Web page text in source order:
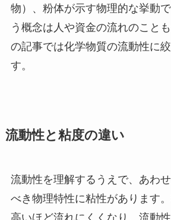
物）、粉体が示す物理的な挙動
う概念は人や資金の流れのこと
の記事では化学物質の流動性に
す。
流動性と粘度の違い
流動性を理解するうえで、あわ
べき物理特性に粘性があります